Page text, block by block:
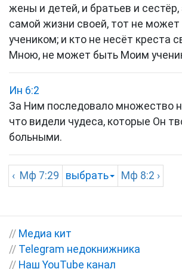
жены и детей, и братьев и
самой жизни своей, тот не
учеником; и кто не несёт креста
Мною, не может быть Моим
Ин 6:2
За Ним последовало множество
что видели чудеса, которые Он
больными.
‹ Мф 7:29 выбрать Мф 8:2 ›
// Медиа кит
// Telegram недокнижника
// Наш YouTube канал